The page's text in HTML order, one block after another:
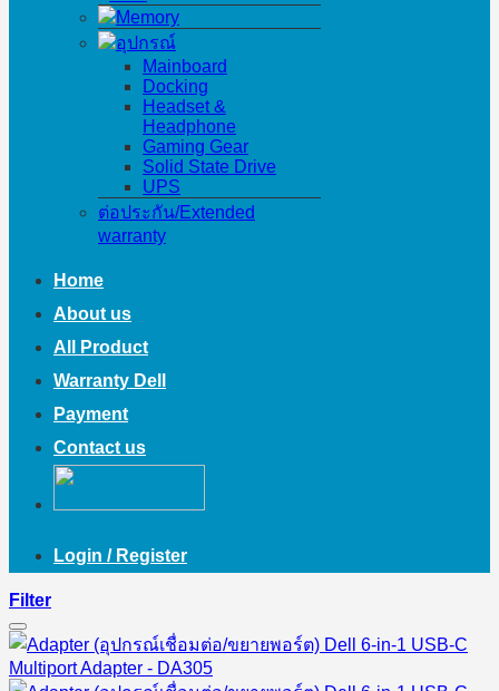
Memory
อุปกรณ์
Mainboard
Docking
Headset &
Headphone
Gaming Gear
Solid State Drive
UPS
ต่อประกัน/Extended
warranty
Home
About us
All Product
Warranty Dell
Payment
Contact us
Login / Register
Filter